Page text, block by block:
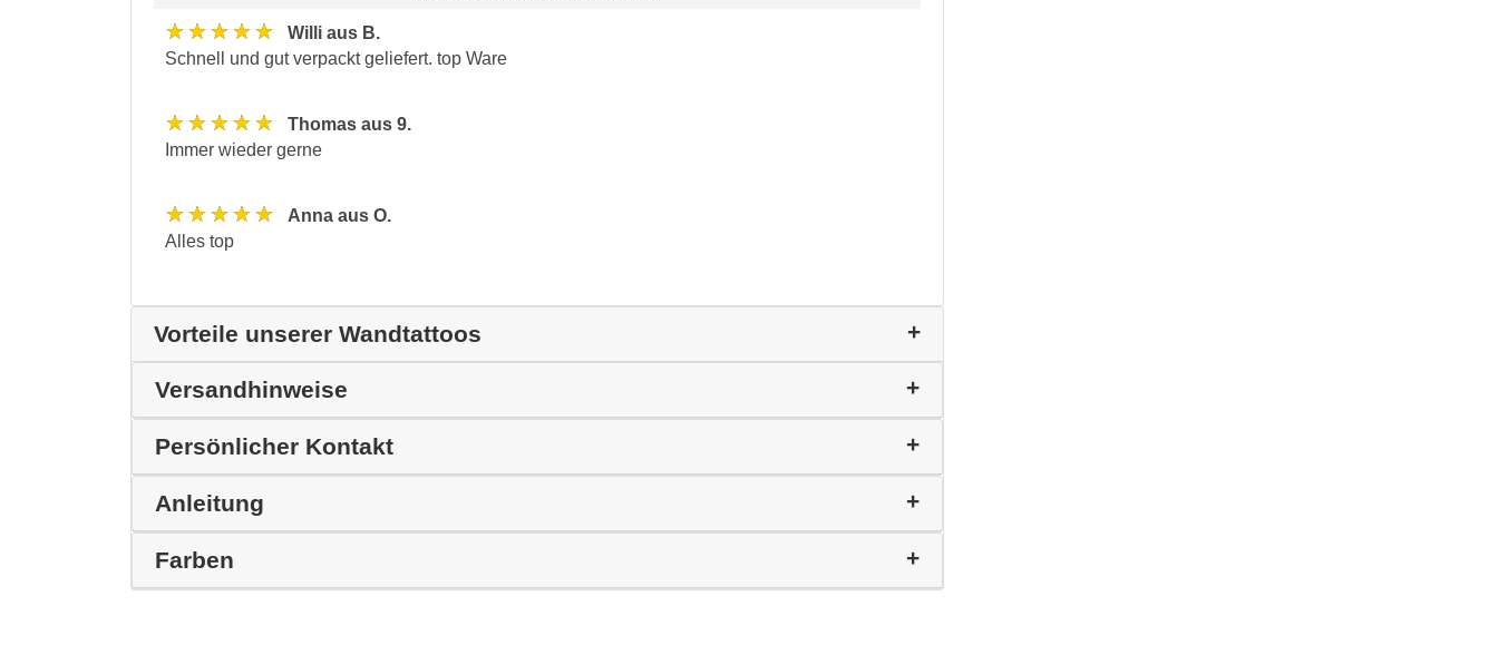
★★★★★
Willi aus B.
Schnell und gut verpackt geliefert. top Ware
★★★★★
Thomas aus 9.
Immer wieder gerne
★★★★★
Anna aus O.
Alles top
Vorteile unserer Wandtattoos
Versandhinweise
Persönlicher Kontakt
Anleitung
Farben